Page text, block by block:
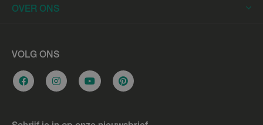
Elektrische Racefietsen
Elektrische Longtails
Elektrische Bakfietsen
Stadsfietsen
Trek
Cannondale
Gazelle
OVER ONS
Werkplaats
Overname e-bike
Vacatures
VOLG ONS